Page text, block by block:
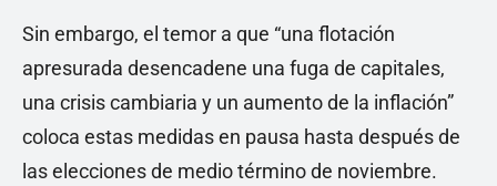
Sin embargo, el temor a que “una flotación
apresurada desencadene una fuga de capitales,
una crisis cambiaria y un aumento de la inflación”
coloca estas medidas en pausa hasta después de
las elecciones de medio término de noviembre.